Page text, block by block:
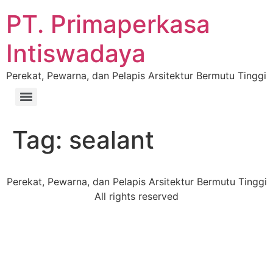
PT. Primaperkasa
Intiswadaya
Perekat, Pewarna, dan Pelapis Arsitektur Bermutu Tinggi
Tag: sealant
Perekat, Pewarna, dan Pelapis Arsitektur Bermutu Tinggi
All rights reserved